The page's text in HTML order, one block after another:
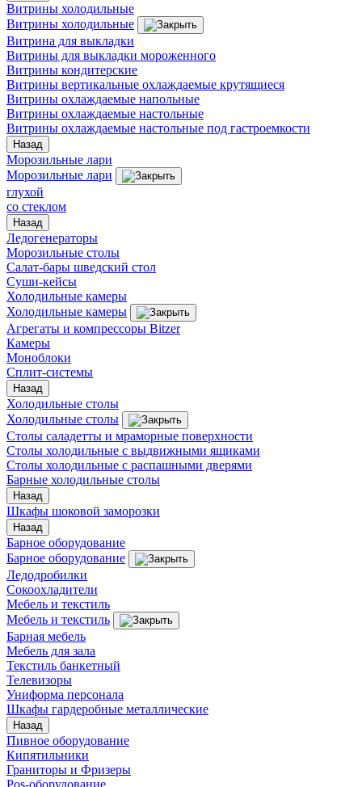
Витрины холодильные
Витрины холодильные
Витрина для выкладки
Витрины для выкладки мороженного
Витрины кондитерские
Витрины вертикальные охлаждаемые крутящиеся
Витрины охлаждаемые напольные
Витрины охлаждаемые настольные
Витрины охлаждаемые настольные под гастроемкости
Назад
Морозильные лари
Морозильные лари
глухой
со стеклом
Назад
Ледогенераторы
Морозильные столы
Салат-бары шведский стол
Суши-кейсы
Холодильные камеры
Холодильные камеры
Агрегаты и компрессоры Bitzer
Камеры
Моноблоки
Сплит-системы
Назад
Холодильные столы
Холодильные столы
Столы саладетты и мраморные поверхности
Столы холодильные с выдвижными ящиками
Столы холодильные с распашными дверями
Барные холодильные столы
Назад
Шкафы шоковой заморозки
Назад
Барное оборудование
Барное оборудование
Ледодробилки
Сокоохладители
Мебель и текстиль
Мебель и текстиль
Барная мебель
Мебель для зала
Текстиль банкетный
Телевизоры
Униформа персонала
Шкафы гардеробные металлические
Назад
Пивное оборудование
Кипятильники
Граниторы и Фризеры
Pos-оборудование